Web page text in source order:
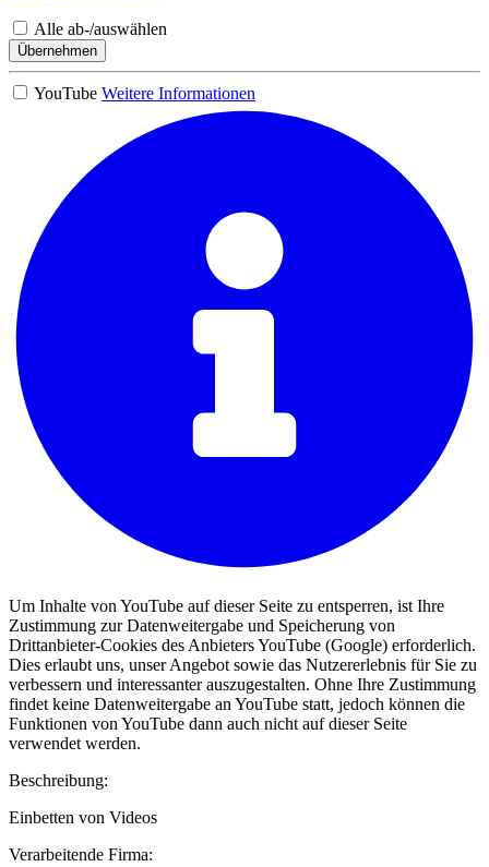
Alle ab-/auswählen
Übernehmen
YouTube Weitere Informationen
Um Inhalte von YouTube auf dieser Seite zu entsperren, ist Ihre
Zustimmung zur Datenweitergabe und Speicherung von
Drittanbieter-Cookies des Anbieters YouTube (Google) erforderlich.
Dies erlaubt uns, unser Angebot sowie das Nutzererlebnis für Sie zu
verbessern und interessanter auszugestalten. Ohne Ihre Zustimmung
findet keine Datenweitergabe an YouTube statt, jedoch können die
Funktionen von YouTube dann auch nicht auf dieser Seite
verwendet werden.
Beschreibung:
Einbetten von Videos
Verarbeitende Firma: